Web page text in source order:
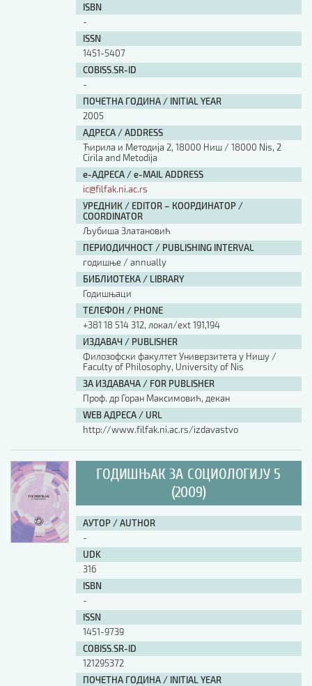
ISBN
-
ISSN
1451-5407
COBISS.SR-ID
-
ПОЧЕТНА ГОДИНА / INITIAL YEAR
2005
АДРЕСА / ADDRESS
Ћирила и Методија 2, 18000 Ниш / 18000 Nis, 2
Cirila and Metodija
е-АДРЕСА / e-MAIL ADDRESS
ic@filfak.ni.ac.rs
УРЕДНИК / EDITOR – КООРДИНАТОР /
COORDINATOR
Љубиша Златановић
ПЕРИОДИЧНОСТ / PUBLISHING INTERVAL
годишње / annually
БИБЛИОТЕКА / LIBRARY
Годишњаци
ТЕЛЕФОН / PHONE
+381 18 514 312, локал/ext 191,194
ИЗДАВАЧ / PUBLISHER
Филозофски факултет Универзитета у Нишу /
Faculty of Philosophy, University of Nis
ЗА ИЗДАВАЧА / FOR PUBLISHER
Проф. др Горан Максимовић, декан
WEB АДРЕСА / URL
http://www.filfak.ni.ac.rs/izdavastvo
ГОДИШЊАК ЗА СОЦИОЛОГИЈУ 5
(2009)
АУТОР / AUTHOR
-
UDK
316
ISBN
-
ISSN
1451-9739
COBISS.SR-ID
121295372
ПОЧЕТНА ГОДИНА / INITIAL YEAR